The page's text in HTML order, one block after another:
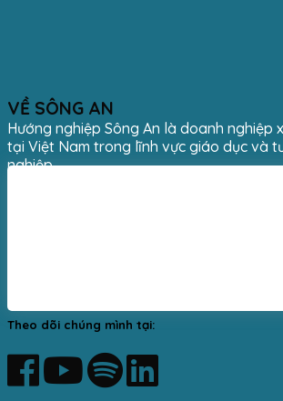
VỀ SÔNG AN
Hướng nghiệp Sông An là doanh nghiệp
tại Việt Nam trong lĩnh vực giáo dục và
nghiệp.
Theo dõi chúng mình tại: